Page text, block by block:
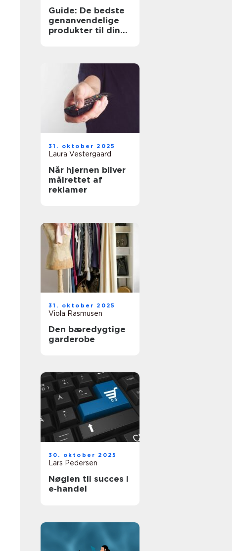
Guide: De bedste
genanvendelige
produkter til din
31. oktober 2025
Laura Vestergaard
Når hjernen bliver
målrettet af
reklamer
31. oktober 2025
Viola Rasmusen
Den bæredygtige
garderobe
30. oktober 2025
Lars Pedersen
Nøglen til succes i
e‑handel